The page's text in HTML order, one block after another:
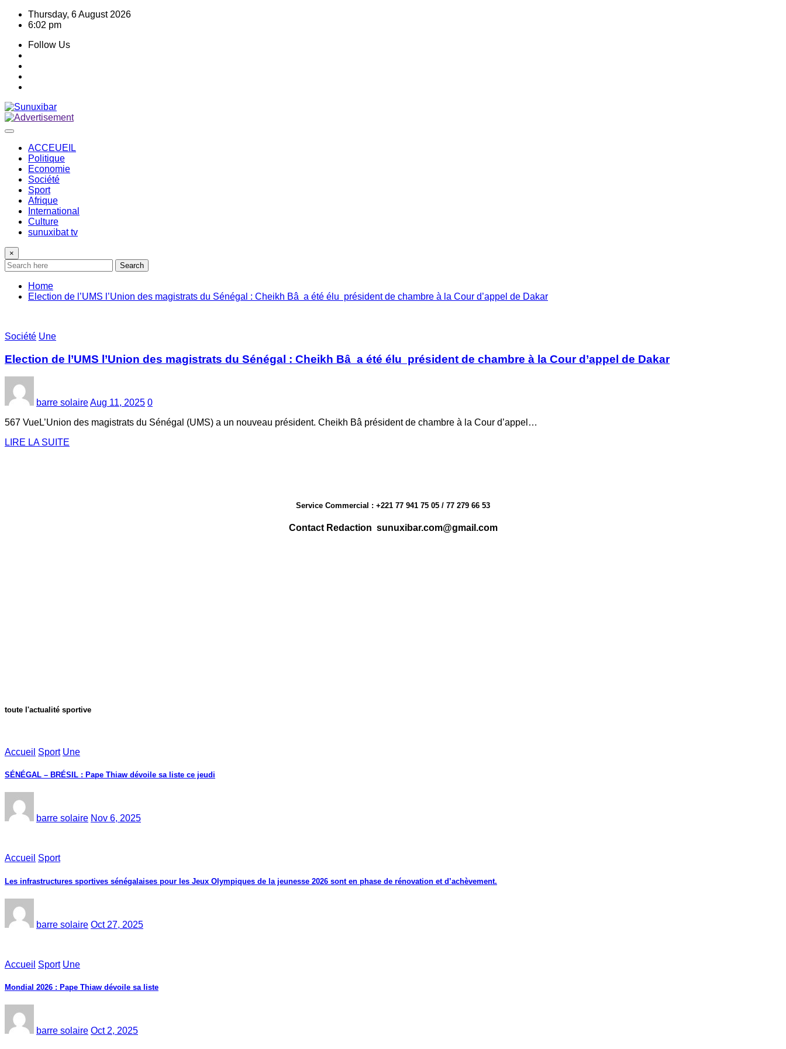
Skip
Thursday, 6 August 2026
6:02 pm
Follow Us
ACCEUEIL
Politique
Economie
Société
Sport
Afrique
International
Culture
sunuxibat tv
×
Search
Home
Election de l’UMS l’Union des magistrats du Sénégal : Cheikh Bâ a été élu président de chambre à la Cour d’appel de Dakar
Société Une
Election de l’UMS l’Union des magistrats du Sénégal : Cheikh Bâ a été élu président de chambre à la Cour d’appel de Dakar
barre solaireAug 11, 2025 0
567 VueL’Union des magistrats du Sénégal (UMS) a un nouveau président. Cheikh Bâ président de chambre à la Cour d’appel…
LIRE LA SUITE
Service Commercial : +221 77 941 75 05 / 77 279 66 53
Contact Redaction sunuxibar.com@gmail.com
toute l'actualité sportive
Accueil Sport Une
SÉNÉGAL – BRÉSIL : Pape Thiaw dévoile sa liste ce jeudi
barre solaire Nov 6, 2025
Accueil Sport
Les infrastructures sportives sénégalaises pour les Jeux Olympiques de la jeunesse 2026 sont en phase de rénovation et d’achèvement.
barre solaire Oct 27, 2025
Accueil Sport Une
Mondial 2026 : Pape Thiaw dévoile sa liste
barre solaire Oct 2, 2025